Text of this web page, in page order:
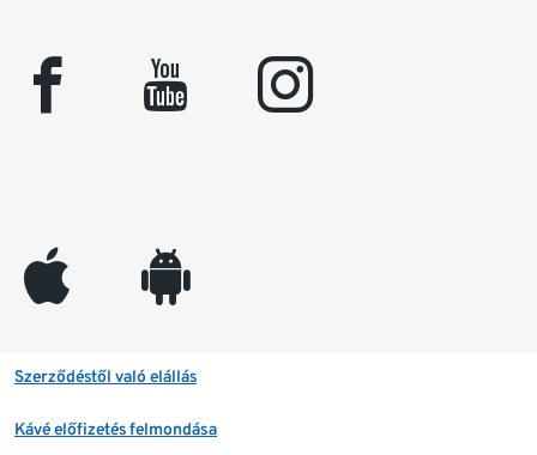
facebook youtube instagram
appleinc android
Szerződéstől való elállás
Kávé előfizetés felmondása